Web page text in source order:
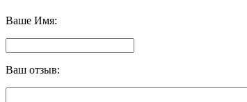
Ваше Имя:
Ваш отзыв: